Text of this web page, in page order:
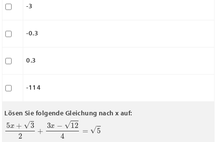
-3
-0.3
0.3
-114
Lösen Sie folgende Gleichung nach x auf:
5x+3 2+3 12 4= 5